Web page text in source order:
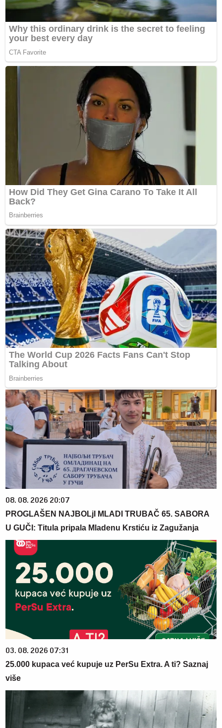
08. 08. 2026 20:07
PROGLAŠEN NAJBOLjI MLADI TRUBAČ 65. SABORA
U GUČI: Titula pripala Mladenu Krstiću iz Zagužanja
03. 08. 2026 07:31
25.000 kupaca već kupuje uz PerSu Extra. A ti? Saznaj
više